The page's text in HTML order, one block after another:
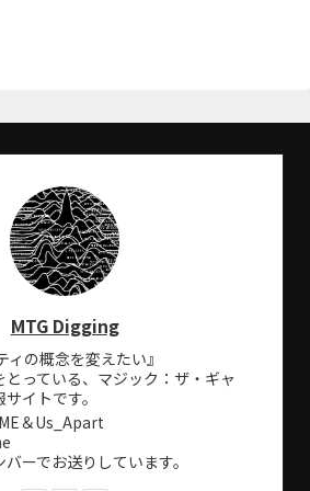
MTG Digging
ィの概念を変えたい』
っている、マジック：ザ・ギャ
イトです。
＆Us_Apart
ーでお送りしています。